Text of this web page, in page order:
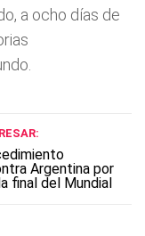
a ocho dí­as de
Argentina por
final del Mundial